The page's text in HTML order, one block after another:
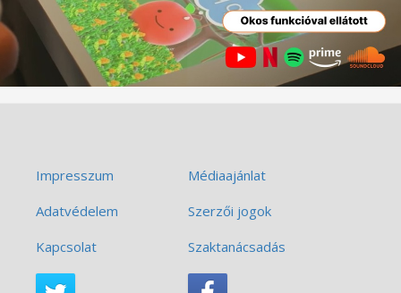
Impresszum
Médiaajánlat
Adatvédelem
Szerzői jogok
Kapcsolat
Szaktanácsadás